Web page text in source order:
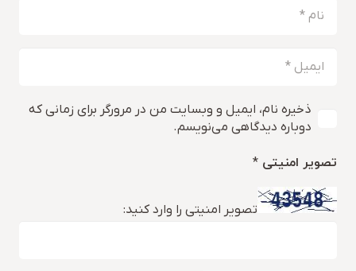
ذخیره نام، ایمیل و وبسایت من در مرورگر برای زمانی که
دوباره دیدگاهی می‌نویسم.
تصویر امنیتی *
تصویر امنیتی را وارد کنید: